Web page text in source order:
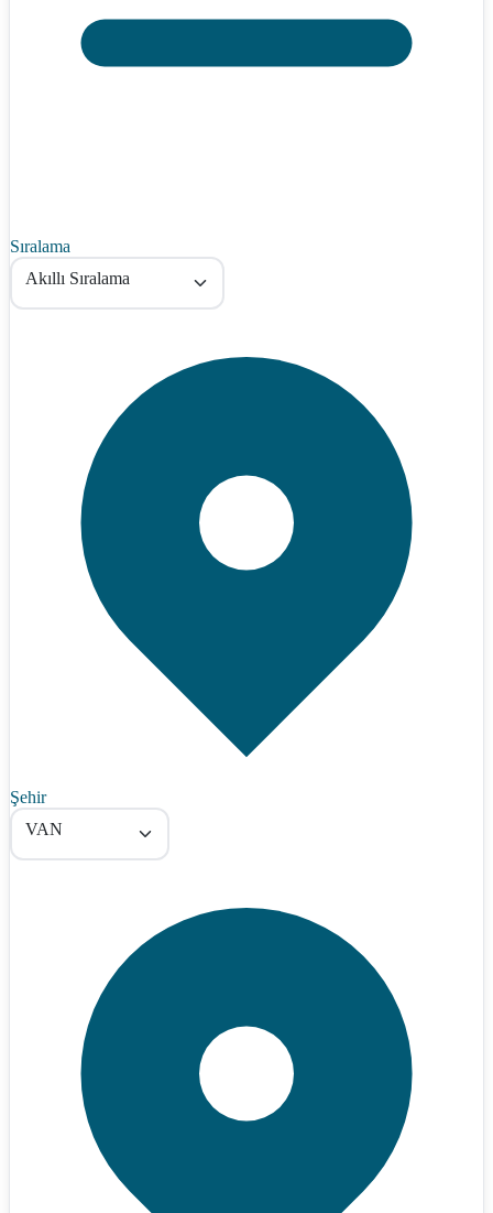
Sıralama
Akıllı Sıralama
Şehir
VAN